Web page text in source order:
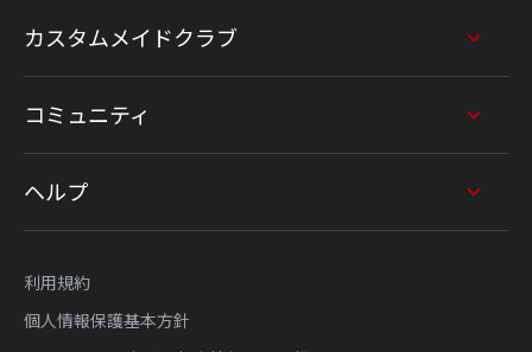
カスタムメイドクラブ
コミュニティ
ヘルプ
利用規約
個人情報保護基本方針